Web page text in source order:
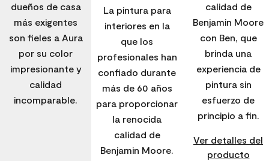
dueños de casa
más exigentes
son fieles a Aura
por su color
impresionante y
calidad
incomparable.
La pintura para
interiores en la
que los
profesionales han
confiado durante
más de 60 años
para proporcionar
la renocida
calidad de
Benjamin Moore.
calidad de
Benjamin Moore
con Ben, que
brinda una
experiencia de
pintura sin
esfuerzo de
principio a fin.
Ver detalles del
producto